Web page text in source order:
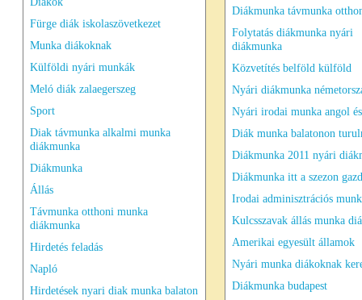
Fürge diák iskolaszövetkezet
Munka diákoknak
Külföldi nyári munkák
Meló diák zalaegerszeg
Sport
Diak távmunka alkalmi munka
diákmunka
Diákmunka
Állás
Távmunka otthoni munka
diákmunka
Hirdetés feladás
Napló
Hirdetések nyari diak munka balaton
Diákmunka távmunka
Folytatás diákmunka nyári
diákmunka
Közvetítés belföld külföld
Nyári diákmunka
Nyári irodai munka angol
Diák munka balatonon
Diákmunka 2011 nyári
Diákmunka itt a szezon
Irodai adminisztrációs
Kulcsszavak állás munka
Amerikai egyesült államok
Nyári munka diákoknak
Diákmunka budapest